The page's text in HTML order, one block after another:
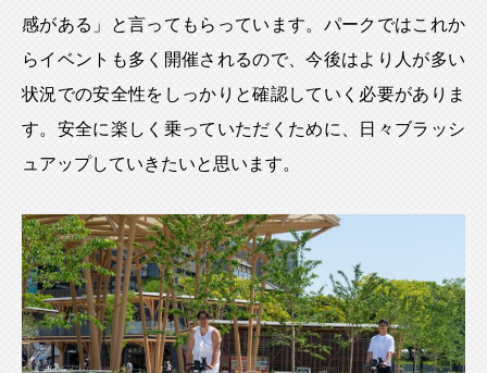
感がある」と言ってもらっています。パークではこれか
らイベントも多く開催されるので、今後はより人が多い
状況での安全性をしっかりと確認していく必要がありま
す。安全に楽しく乗っていただくために、日々ブラッシ
ュアップしていきたいと思います。